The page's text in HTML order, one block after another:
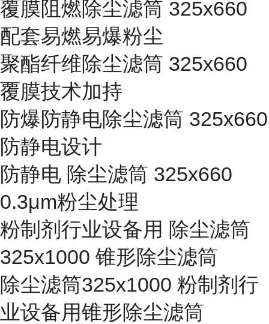
覆膜阻燃除尘滤筒 325x660
配套易燃易爆粉尘
聚酯纤维除尘滤筒 325x660
覆膜技术加持
防爆防静电除尘滤筒 325x660
防静电设计
防静电 除尘滤筒 325x660
0.3μm粉尘处理
粉制剂行业设备用 除尘滤筒
325x1000 锥形除尘滤筒
除尘滤筒325x1000 粉制剂行
业设备用锥形除尘滤筒